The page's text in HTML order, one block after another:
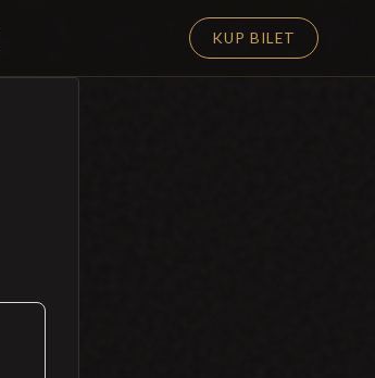
KUP BILET